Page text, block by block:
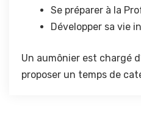
Se préparer à la
Développer sa vie
Un aumônier est chargé
proposer un temps de